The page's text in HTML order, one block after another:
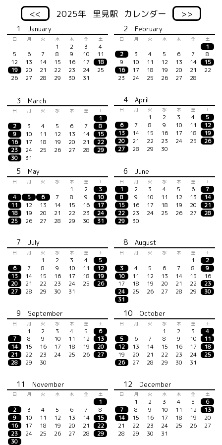
<< 2025年 里見駅 カレンダー >>
1 January
日 月 火 水 木 金 土
1 2 3
4
5
6 7 8 9 10
11
12
13 14 15 16 17
18
19
20 21 22 23 24
25
26
27 28 29 30 31
2 February
日 月 火 水 木 金 土
1
2
3 4 5 6 7
8
9
10 11 12 13 14
15
16
17 18 19 20 21
22
23
24 25 26 27 28
3 March
日 月 火 水 木 金 土
1
2
3 4 5 6 7
8
9
10 11 12 13 14
15
16
17 18 19 20 21
22
23
24 25 26 27 28
29
30
31
4 April
日 月 火 水 木 金 土
1 2 3 4
5
6
7 8 9 10 11
12
13
14 15 16 17 18
19
20
21 22 23 24 25
26
27
28 29 30
5 May
日 月 火 水 木 金 土
1 2
3
4
5 6 7 8 9
10
11
12 13 14 15 16
17
18
19 20 21 22 23
24
25
26 27 28 29 30 31
6 June
日 月 火 水 木 金 土
1 2 3 4 5 6
7
8
9 10 11 12 13
14
15
16 17 18 19 20
21
22
23 24 25 26 27
28
29
30
7 July
日 月 火 水 木 金 土
1 2 3 4
5
6
7 8 9 10 11
12
13
14 15 16 17 18
19
20
21 22 23 24 25
26
27
28 29 30 31
8 August
日 月 火 水 木 金 土
1
2
3
4 5 6 7 8
9
10
11 12 13 14 15
16
17
18 19 20 21 22
23
24
25 26 27 28 29
30
31
9 September
日 月 火 水 木 金 土
1 2 3 4 5
6
7
8 9 10 11 12
13
14
15 16 17 18 19
20
21
22 23 24 25 26
27
28
29 30
10 October
日 月 火 水 木 金 土
1 2 3
4
5
6 7 8 9 10
11
12
13 14 15 16 17
18
19
20 21 22 23 24
25
26
27 28 29 30 31
11 November
日 月 火 水 木 金 土
1
2
3 4 5 6 7
8
9
10 11 12 13 14
15
16
17 18 19 20 21
22
23
24 25 26 27 28
29
30
12 December
日 月 火 水 木 金 土
1 2 3 4 5
6
7
8 9 10 11 12
13
14
15 16 17 18 19
20
21
22 23 24 25 26
27
28
29 30 31